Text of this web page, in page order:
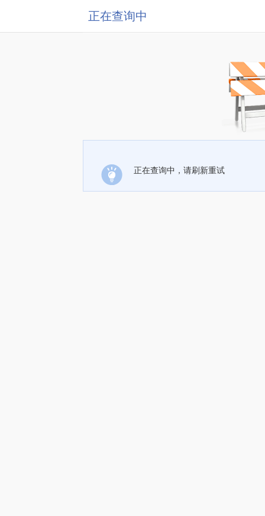
正在查询中
正在查询中，请刷新重试